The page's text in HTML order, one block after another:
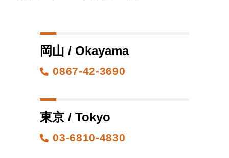
岡山 / Okayama
0867-42-3690
東京 / Tokyo
03-6810-4830